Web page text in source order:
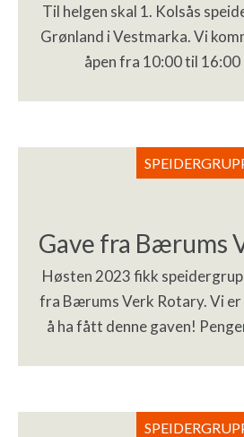
Til helgen skal 1. Kolsås
Grønland i Vestmarka. Vi
åpen fra 10:00 til
Gave fra Bærums
Høsten 2023 fikk
fra Bærums Verk Rotary. Vi er
å ha fått denne gaven!